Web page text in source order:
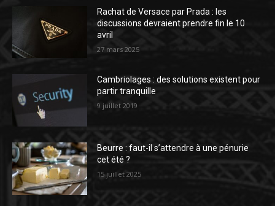
Rachat de Versace par Prada : les
discussions devraient prendre fin le 10
avril
27 mars 2025
Cambriolages : des solutions existent pour
partir tranquille
9 juillet 2019
Beurre : faut-il s’attendre à une pénurie
cet été ?
15 juillet 2025